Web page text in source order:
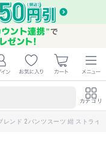
カテゴリ
レンド 2パンツスーツ 紺 ストライ